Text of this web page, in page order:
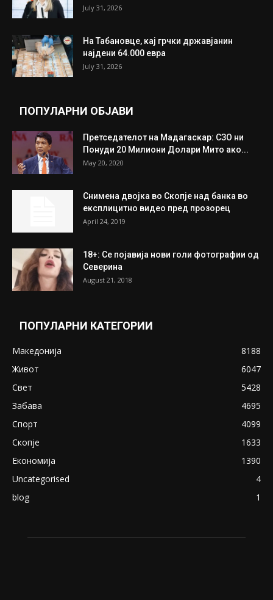
July 31, 2026
На Табановце, кај грчки државјанин
најдени 64.000 евра
July 31, 2026
ПОПУЛАРНИ ОБЈАВИ
Претседателот на Мадагаскар: СЗО ни
Понуди 20 Милиони Долари Мито ако...
May 20, 2020
Снимена двојка во Скопје над банка во
експлицитно видео пред прозорец
April 24, 2019
18+: Се појавија нови голи фотографии од
Северина
August 21, 2018
ПОПУЛАРНИ КАТЕГОРИИ
Македонија
8188
Живот
6047
Свет
5428
Забава
4695
Спорт
4099
Скопје
1633
Економија
1390
Uncategorised
4
blog
1